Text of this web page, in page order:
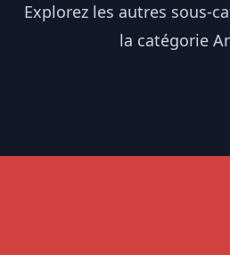
Explorez les autres sous-
la catégorie